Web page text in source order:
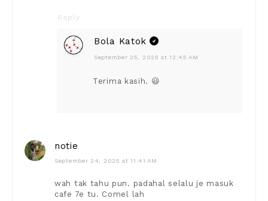
Reply
Bola Katok
September 25, 2025 at 12:45 AM
Terima kasih. 😃
notie
September 24, 2025 at 11:41 AM
wah tak tahu pun. padahal selalu je masuk
cafe 7e tu. Comel lah